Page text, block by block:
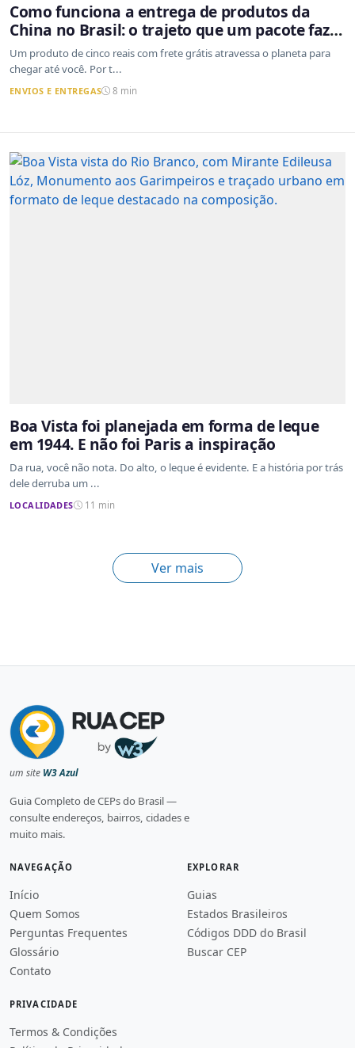
Como funciona a entrega de produtos da
China no Brasil: o trajeto que um pacote faz
do outro lado do mundo até a sua casa
Um produto de cinco reais com frete grátis atravessa o planeta para
chegar até você. Por t...
ENVIOS E ENTREGAS 8 min
Boa Vista foi planejada em forma de leque
em 1944. E não foi Paris a inspiração
Da rua, você não nota. Do alto, o leque é evidente. E a história por trás
dele derruba um ...
LOCALIDADES 11 min
Ver mais
um site W3 Azul
Guia Completo de CEPs do Brasil —
consulte endereços, bairros, cidades e
muito mais.
NAVEGAÇÃO
Início
Quem Somos
Perguntas Frequentes
Glossário
Contato
EXPLORAR
Guias
Estados Brasileiros
Códigos DDD do Brasil
Buscar CEP
PRIVACIDADE
Termos & Condições